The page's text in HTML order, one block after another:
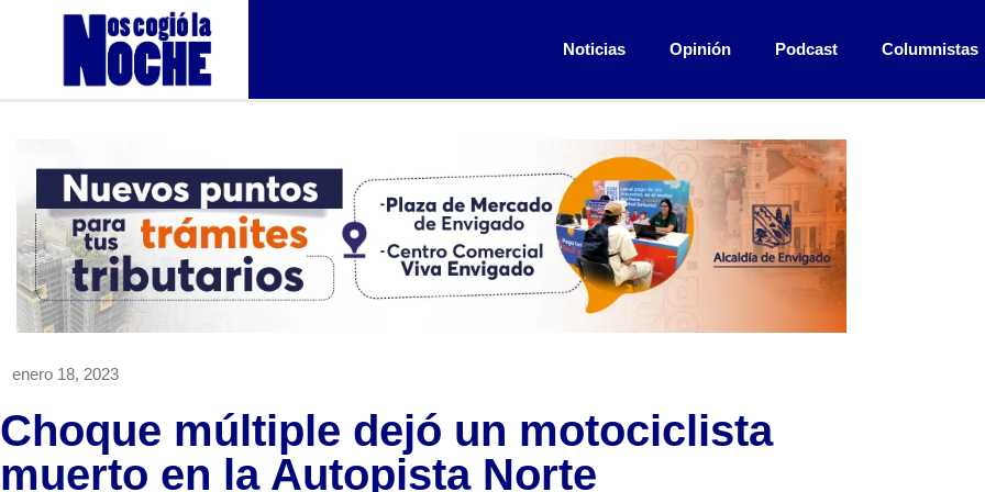
Noticias Opinión Podcast Columnistas
enero 18, 2023
Choque múltiple dejó un motociclista
muerto en la Autopista Norte